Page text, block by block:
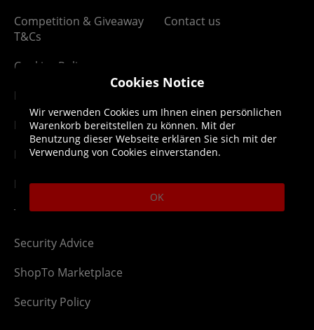
Competition & Giveaway
T&Cs
Cookies Policy
Digital T&Cs
Finance T&Cs
Manufacturer Warranty
Privacy Statement
Top Up T&Cs
Security Advice
ShopTo Marketplace
Security Policy
Contact us
Cookies Notice
Wir verwenden Cookies um Ihnen einen persönlichen
Warenkorb bereitstellen zu können. Mit der
Benutzung dieser Webseite erklären Sie sich mit der
Verwendung von Cookies einverstanden.
OK